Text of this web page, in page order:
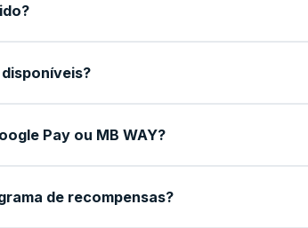
Pay ou MB WAY?
de recompensas?